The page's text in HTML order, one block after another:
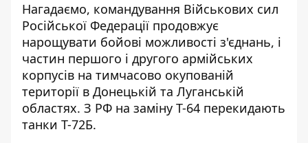
Нагадаємо, командування Військових сил
Російської Федерації продовжує
нарощувати бойові можливості з'єднань, і
частин першого і другого армійських
корпусів на тимчасово окупованій
території в Донецькій та Луганській
областях. З РФ на заміну Т-64 перекидають
танки Т-72Б.